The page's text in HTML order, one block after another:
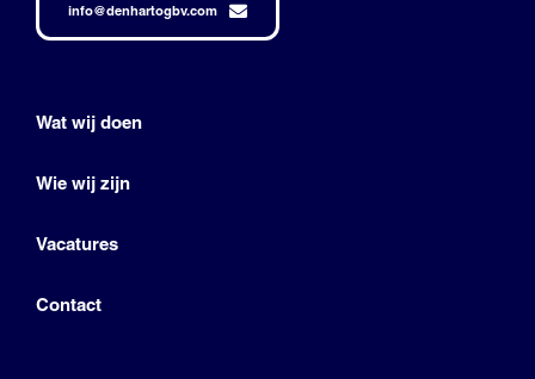
info@denhartogbv.com
Wat wij doen
Wie wij zijn
Vacatures
Contact